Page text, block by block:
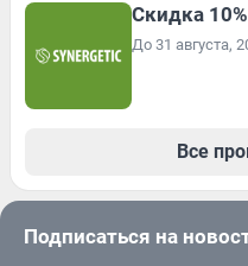
Скидка
До 31 августа,
Все
Подписаться на